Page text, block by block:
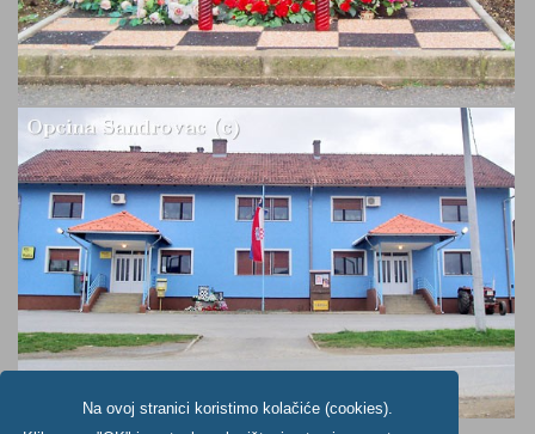
Na ovoj stranici koristimo kolačiće (cookies).